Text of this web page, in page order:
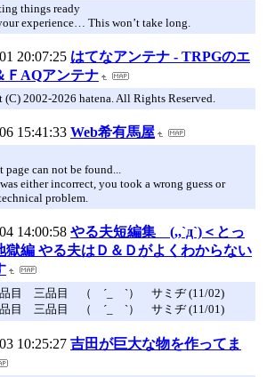
things ready
experience… This won’t take long.
20:07:25 はてなアンテナ - TRPGのエ
ＦAQアンテナ
2002-2026 hatena. All Rights Reserved.
15:41:33 Web希有馬屋
page can not be found...
either incorrect, you took a wrong guess or
problem.
14:00:58 やる夫短編集 (,,`д`)＜とっ
獄編 やる夫はＤ＆Ｄがよくわからない
品目 三品目 （ ´_ゝ`） サミヂ (11/02)
品目 三品目 （ ´_ゝ`） サミヂ (11/01)
10:25:27 吉田が巨大な物を作ってま